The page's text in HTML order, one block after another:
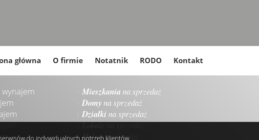
główna O firmie Notatnik RODO Kontakt
wynajem
Mieszkaniana sprzedaż
Domyna sprzedaż
Działki na sprzedaż
Lokalena sprzedaż
Halena sprzedaż
do indywidualnych potrzeb klientów.